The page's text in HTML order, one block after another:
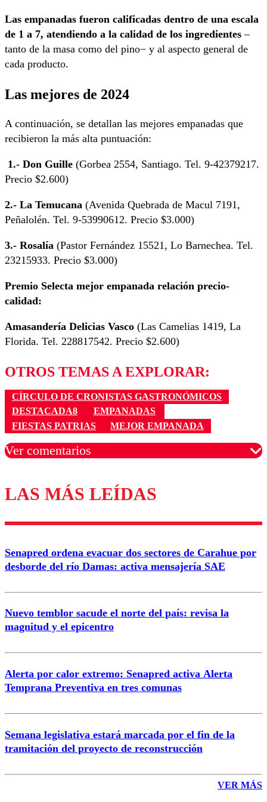
Las empanadas fueron calificadas dentro de una escala
de 1 a 7, atendiendo a la calidad de los ingredientes–
tanto de la masa como del pino− y al aspecto general de
cada producto.
Las mejores de 2024
A continuación, se detallan las mejores empanadas que
recibieron la más alta puntuación:
1.- Don Guille (Gorbea 2554, Santiago. Tel. 9-42379217.
Precio $2.600)
2.- La Temucana (Avenida Quebrada de Macul 7191,
Peñalolén. Tel. 9-53990612. Precio $3.000)
3.- Rosalía (Pastor Fernández 15521, Lo Barnechea. Tel.
23215933. Precio $3.000)
Premio Selecta mejor empanada relación precio-
calidad:
Amasandería Delicias Vasco (Las Camelias 1419, La
Florida. Tel. 228817542. Precio $2.600)
OTROS TEMAS A EXPLORAR:
CÍRCULO DE CRONISTAS GASTRONÓMICOS
DESTACADA8
EMPANADAS
FIESTAS PATRIAS
MEJOR EMPANADA
Ver comentarios
Los comentarios son moderados para garantizar un
diálogo respetuoso.
Correo
LAS MÁS LEÍDAS
Senapred ordena evacuar dos sectores de Carahue por
desborde del río Damas: activa mensajería SAE
Nuevo temblor sacude el norte del país: revisa la
magnitud y el epicentro
Alerta por calor extremo: Senapred activa Alerta
Temprana Preventiva en tres comunas
Semana legislativa estará marcada por el fin de la
tramitación del proyecto de reconstrucción
VER MÁS